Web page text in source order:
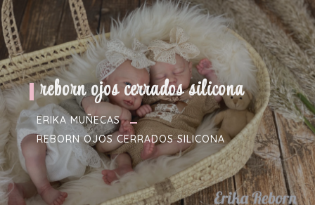
reborn ojos cerrados silicona
ERIKA MUÑECAS
REBORN OJOS CERRADOS SILICONA